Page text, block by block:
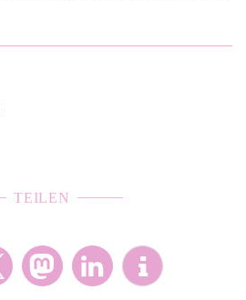
TEILEN